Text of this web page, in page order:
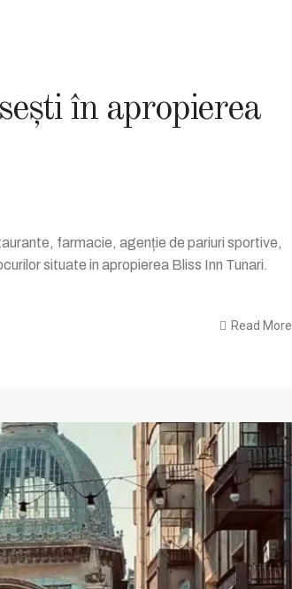
în apropierea
farmacie, agenție de pariuri sportive,
situate in apropierea Bliss Inn Tunari.
Read More